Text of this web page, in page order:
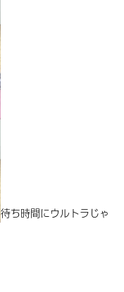
待ち時間にウルトラじゃ